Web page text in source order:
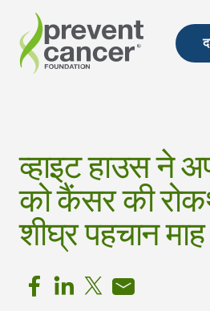
व्हाइट हाउस ने
को कैंसर की
शीघ्र पहचान